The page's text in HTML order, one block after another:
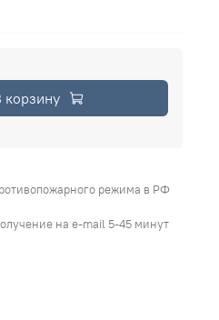
корзину
режима в РФ
на e-mail 5-45 минут